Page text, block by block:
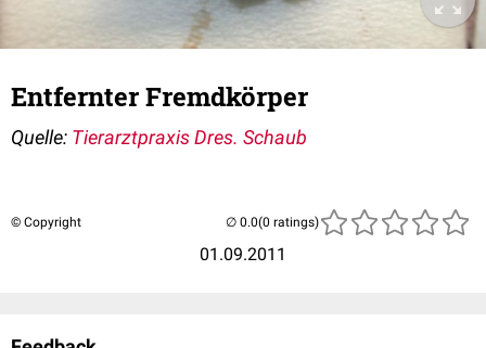
Entfernter Fremdkörper
Quelle: Tierarztpraxis Dres. Schaub
© Copyright
01.09.2011
(0 ratings)